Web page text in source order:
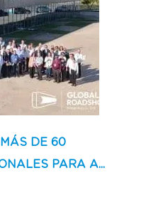
DE 60
PARA A...